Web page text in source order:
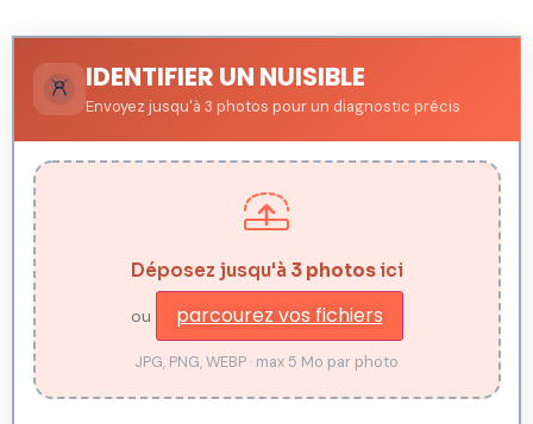
IDENTIFIER UN NUISIBLE
Envoyez jusqu'à 3 photos pour un diagnostic précis
Déposez jusqu'à 3 photosici
ou parcourez vos fichiers
JPG, PNG, WEBP · max 5 Mo par photo